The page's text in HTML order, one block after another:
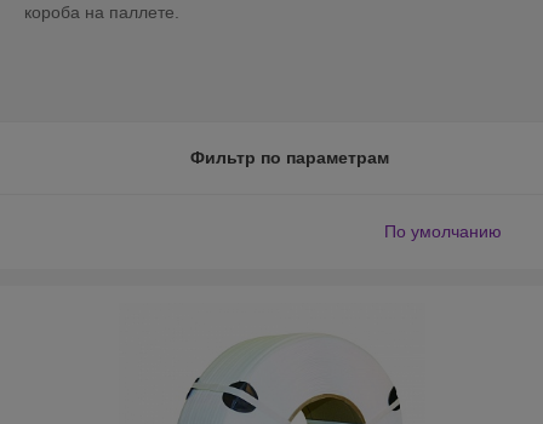
короба на паллете.
Фильтр по параметрам
По умолчанию